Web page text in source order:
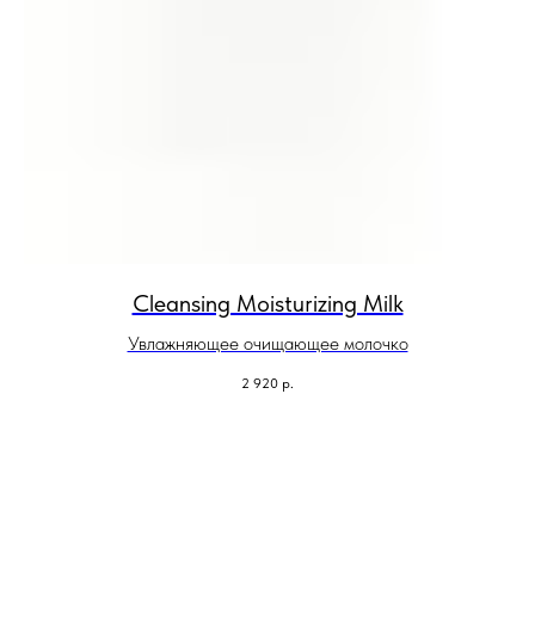
Cleansing Moisturizing Milk
Увлажняющее очищающее молочко
2 920 р.